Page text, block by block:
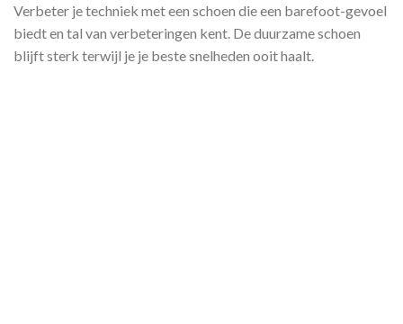
Verbeter je techniek met een schoen die een barefoot-gevoel
biedt en tal van verbeteringen kent. De duurzame schoen
blijft sterk terwijl je je beste snelheden ooit haalt.